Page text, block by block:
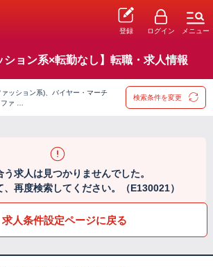
登録 ログイン メニュー
ション系×転勤なし】転職・求人情報
ッション系)、バイヤー・マーチ
ァ …
検索条件を変更
う求人は見つかりませんでした。
再度検索してください。（E130021）
求人条件設定ページに戻る